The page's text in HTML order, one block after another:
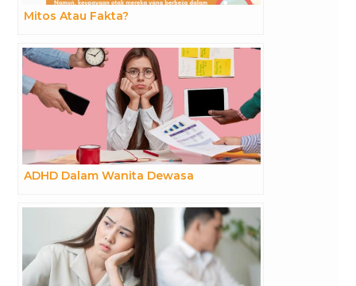
Mitos Atau Fakta?
ADHD Dalam Wanita Dewasa